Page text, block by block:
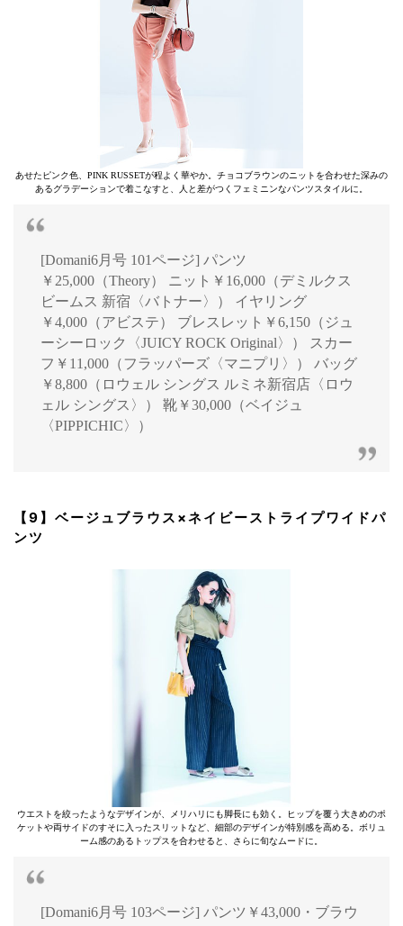
あせたピンク色、PINK RUSSETが程よく華やか。チョコブラウンのニットを合わせた深みの
あるグラデーションで着こなすと、人と差がつくフェミニンなパンツスタイルに。
[Domani6月号 101ページ] パンツ
￥25,000（Theory） ニット￥16,000（デミルクス
ビームス 新宿〈バトナー〉） イヤリング
￥4,000（アビステ） ブレスレット￥6,150（ジュ
ーシーロック〈JUICY ROCK Original〉） スカー
フ￥11,000（フラッパーズ〈マニプリ〉） バッグ
￥8,800（ロウェル シングス ルミネ新宿店〈ロウ
ェル シングス〉） 靴￥30,000（ベイジュ
〈PIPPICHIC〉）
【9】ベージュブラウス×ネイビーストライプワイドパ
ンツ
ウエストを絞ったようなデザインが、メリハリにも脚長にも効く。ヒップを覆う大きめのポ
ケットや両サイドのすそに入ったスリットなど、細部のデザインが特別感を高める。ボリュ
ーム感のあるトップスを合わせると、さらに旬なムードに。
[Domani6月号 103ページ] パンツ￥43,000・ブラウ